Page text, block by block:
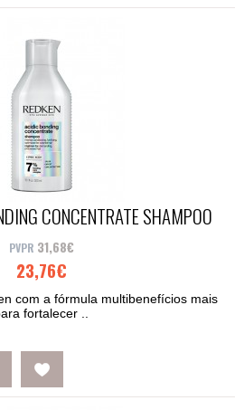
CONCENTRATE SHAMPOO
300ML
31,68€
23,76€
com a fórmula multibenefícios mais
fortalecer ..